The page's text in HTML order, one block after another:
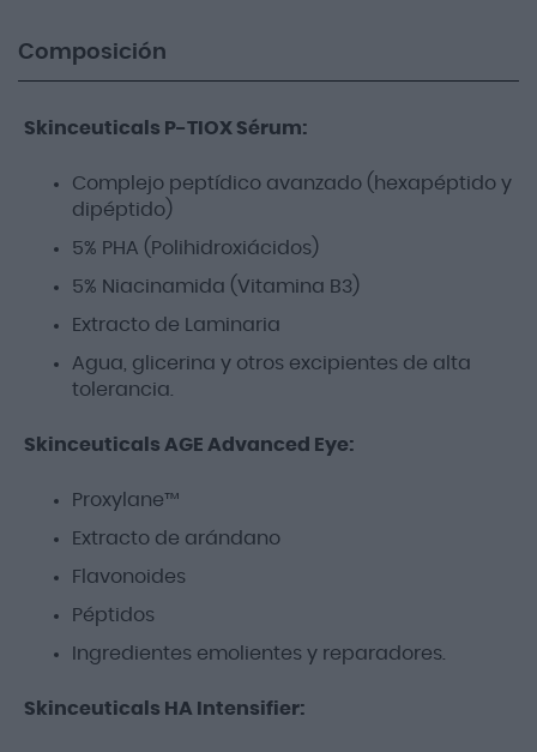
Composición
Skinceuticals P-TIOX Sérum:
Complejo peptídico avanzado (hexapéptido y
dipéptido)
5% PHA (Polihidroxiácidos)
5% Niacinamida (Vitamina B3)
Extracto de Laminaria
Agua, glicerina y otros excipientes de alta
tolerancia.
Skinceuticals AGE Advanced Eye:
Proxylane™
Extracto de arándano
Flavonoides
Péptidos
Ingredientes emolientes y reparadores.
Skinceuticals HA Intensifier: